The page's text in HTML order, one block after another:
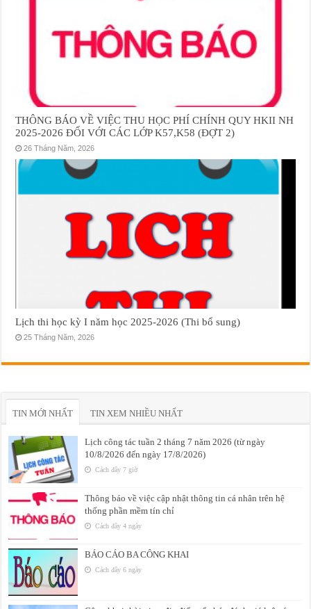
THÔNG BÁO VỀ VIỆC THU HỌC PHÍ CHÍNH QUY HKII NH
2025-2026 ĐỐI VỚI CÁC LỚP K57,K58 (ĐỢT 2)
26 Tháng Năm, 2026
Lịch thi học kỳ I năm học 2025-2026 (Thi bổ sung)
25 Tháng Năm, 2026
TIN MỚI NHẤT TIN XEM NHIỀU NHẤT
Lịch công tác tuần 2 tháng 7 năm 2026 (từ ngày
10/8/2026 đến ngày 17/8/2026)
Cách đây 7 giờ
Thông báo về việc cập nhật thông tin cá nhân trên hệ
thống phần mềm tín chỉ
Cách đây 4 ngày
BÁO CÁO BA CÔNG KHAI
Cách đây 6 ngày